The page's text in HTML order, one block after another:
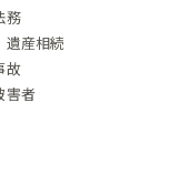
務
遺産相続
故
害者